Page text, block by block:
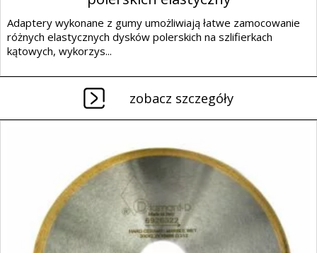
Adaptery wykonane z gumy umożliwiają łatwe zamocowanie
różnych elastycznych dysków polerskich na szlifierkach
kątowych, wykorzys...
zobacz szczegóły